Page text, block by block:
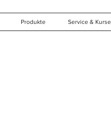
Produkte Service & Kurse